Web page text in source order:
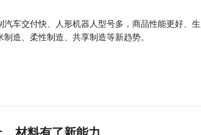
汽车交付快、人形机器人型号多，商品性能更好
造、柔性制造、共享制造等新趋势。